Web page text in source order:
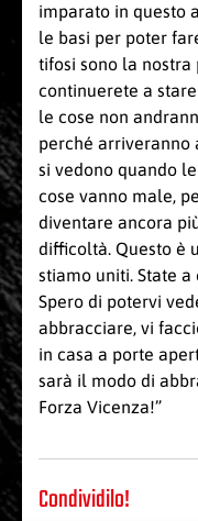
imparato in questo
le basi per poter
tifosi sono la nostra
continuerete a
le cose non
perché arriveranno
si vedono quando
cose vanno male,
diventare ancora
difficoltà. Questo è
stiamo uniti. State
Spero di potervi
abbracciare, vi
in casa a porte
sarà il modo di
Forza Vicenza!”
Condividilo!